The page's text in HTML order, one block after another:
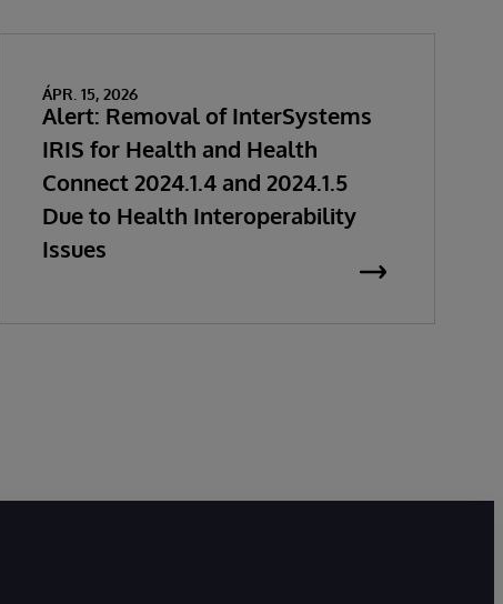
ÁPR. 15, 2026
Alert: Removal of InterSystems
IRIS for Health and Health
Connect 2024.1.4 and 2024.1.5
Due to Health Interoperability
Issues